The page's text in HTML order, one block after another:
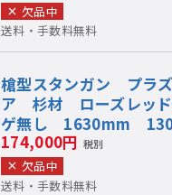
欠品中
送料・手数料無料
槍型スタンガン プラ
ア 杉材 ローズレッ
ゲ無し 1630mm 130
174,000円 税別
欠品中
送料・手数料無料